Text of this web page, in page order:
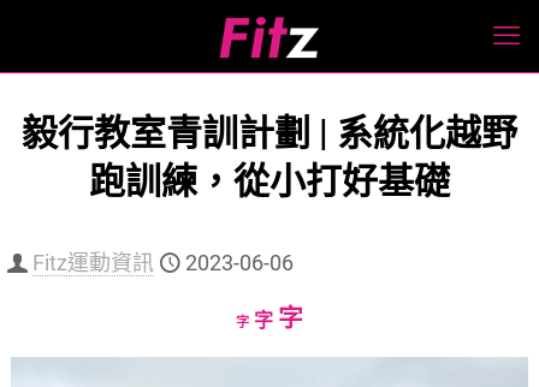
毅行教室青訓計劃 | 系統化越野
跑訓練，從小打好基礎
Fitz運動資訊 2023-06-06
字Decrease
字Reset
字Increase